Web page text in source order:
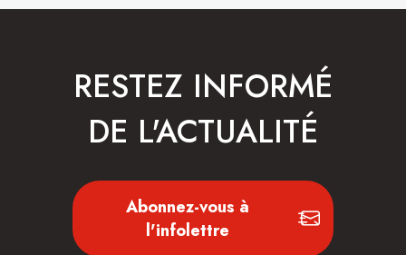
RESTEZ INFORMÉ
DE L'ACTUALITÉ
Abonnez-vous à
l'infolettre